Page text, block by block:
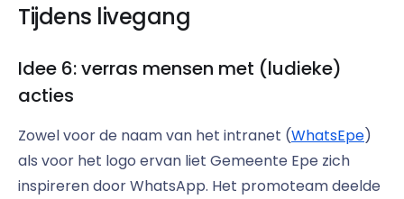
Tijdens livegang
Idee 6: verras mensen met (ludieke)
acties
Zowel voor de naam van het intranet (WhatsEpe)
als voor het logo ervan liet Gemeente Epe zich
inspireren door WhatsApp. Het promoteam deelde